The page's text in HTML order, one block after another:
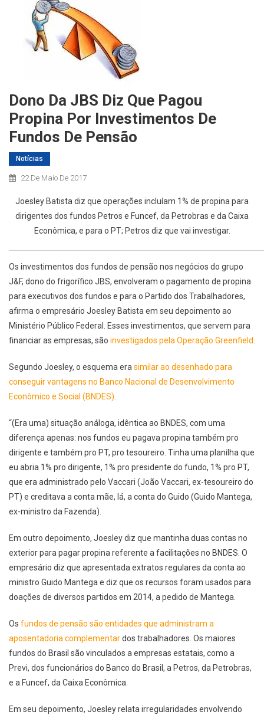
Dono Da JBS Diz Que Pagou
Propina Por Investimentos De
Fundos De Pensão
Notícias
22 De Maio De 2017
Joesley Batista diz que operações incluíam 1% de propina para
dirigentes dos fundos Petros e Funcef, da Petrobras e da Caixa
Econômica, e para o PT; Petros diz que vai investigar.
Os investimentos dos fundos de pensão nos negócios do grupo
J&F, dono do frigorífico JBS, envolveram o pagamento de propina
para executivos dos fundos e para o Partido dos Trabalhadores,
afirma o empresário Joesley Batista em seu depoimento ao
Ministério Público Federal. Esses investimentos, que servem para
financiar as empresas, são investigados pela Operação Greenfield
Segundo Joesley, o esquema era similar ao desenhado para
conseguir vantagens no Banco Nacional de Desenvolvimento
Econômico e Social (BNDES)
“(Era uma) situação análoga, idêntica ao BNDES, com uma
diferença apenas: nos fundos eu pagava propina também pro
dirigente e também pro PT, pro tesoureiro. Tinha uma planilha que
eu abria 1% pro dirigente, 1% pro presidente do fundo, 1% pro PT,
que era administrado pelo Vaccari (João Vaccari, ex-tesoureiro do
PT) e creditava a conta mãe, lá, a conta do Guido (Guido Mantega,
ex-ministro da Fazenda).
Em outro depoimento, Joesley diz que mantinha duas contas no
exterior para pagar propina referente a facilitações no BNDES. O
empresário diz que apresentada extratos regulares da conta ao
ministro Guido Mantega e diz que os recursos foram usados para
doações de diversos partidos em 2014, a pedido de Mantega.
Os fundos de pensão são entidades que administram a
aposentadoria complementardos trabalhadores. Os maiores
fundos do Brasil são vinculados a empresas estatais, como a
Previ, dos funcionários do Banco do Brasil, a Petros, da Petrobras,
e a Funcef, da Caixa Econômica.
Em seu depoimento, Joesley relata irregularidades envolvendo